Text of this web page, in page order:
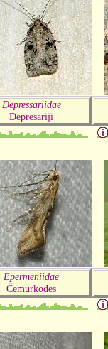
Depressariidae
Depresāriji
Epermeniidae
Čemurkodes